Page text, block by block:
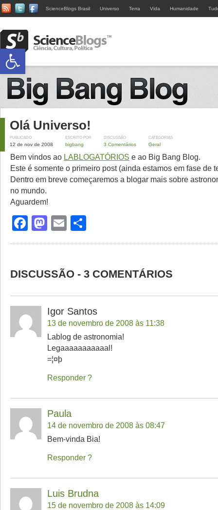
ScienceBlogs Brasil Universo Terra Vida Humanidade
Olá Universo!
PUBLICADO
12 de nov de 2008
ESCRITO POR
bigbang
DISCUSSÃO
3 Comentários
CATEGORIAS
Geral
Bem vindos ao LABLOGATÓRIOS e ao Big Bang Blog.
Este é somente o primeiro post (ainda estamos em fase de
Dentro em breve começaremos a blogar mais sobre
no mundo.
Aguardem!
Facebook
Mastodon
Email
DISCUSSÃO - 3 COMENTÁRIOS
Igor Santos
13 de novembro de 2008 às 11:38
Lablog de astronomia!
Legaaaaaaaaaaal!
=¦¤þ
Responder
Paula
14 de novembro de 2008 às 08:47
Bem-vinda Bia!
Responder
Luis Brudna
15 de novembro de 2008 às 14:09
Abrir a barra de ferramentas